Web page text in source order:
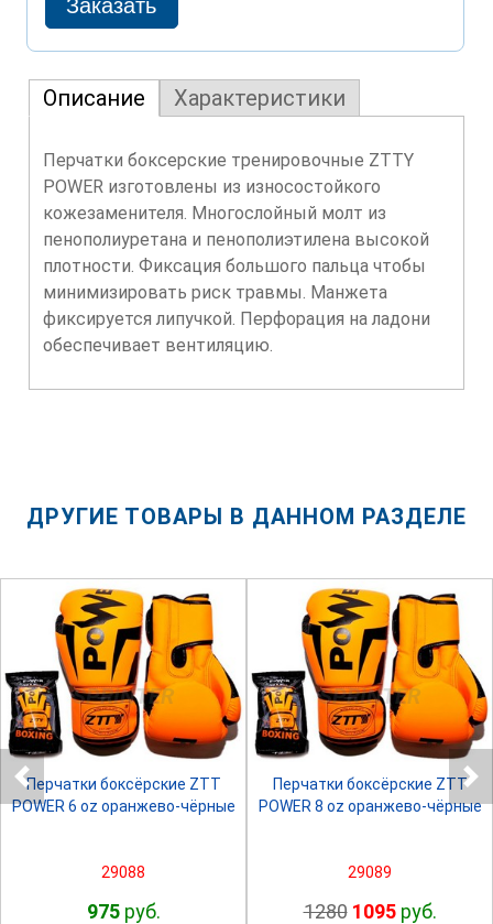
Описание Характеристики
Перчатки боксерские тренировочные ZTTY
POWER изготовлены из износостойкого
кожезаменителя. Многослойный молт из
пенополиуретана и пенополиэтилена высокой
плотности. Фиксация большого пальца чтобы
минимизировать риск травмы. Манжета
фиксируется липучкой. Перфорация на ладони
обеспечивает вентиляцию.
ДРУГИЕ ТОВАРЫ В ДАННОМ РАЗДЕЛЕ
SPRINTER
Перчатки боксёрские ZTT
POWER 6 oz оранжево-чёрные
29088
975руб.
SPRINTER
Перчатки боксёрские ZTT
POWER 8 oz оранжево-чёрные
29089
1280 1095руб.